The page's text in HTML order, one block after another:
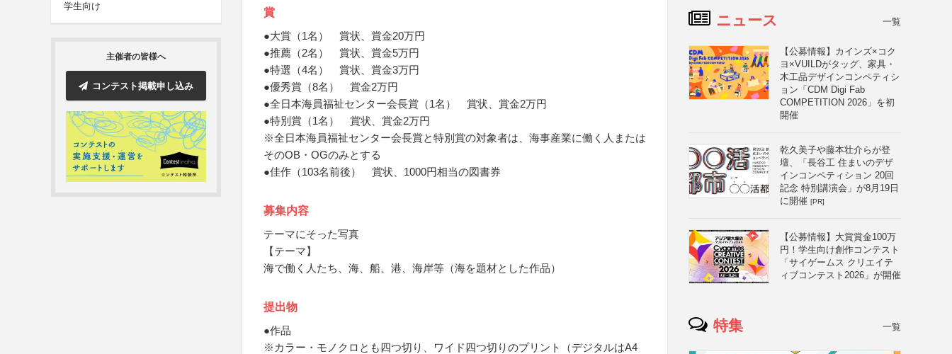
学生向け
主催者の皆様へ
コンテスト掲載申し込み
賞
●大賞（1名） 賞状、賞金20万円
●推薦（2名） 賞状、賞金5万円
●特選（4名） 賞状、賞金3万円
●優秀賞（8名） 賞金2万円
●全日本海員福祉センター会長賞（1名） 賞状、賞金2万円
●特別賞（1名） 賞状、賞金2万円
※全日本海員福祉センター会長賞と特別賞の対象者は、海事産業に働く人または
そのOB・OGのみとする
●佳作（103名前後） 賞状、1000円相当の図書券
募集内容
テーマにそった写真
【テーマ】
海で働く人たち、海、船、港、海岸等（海を題材とした作品）
提出物
●作品
※カラー・モノクロとも四つ切り、ワイド四つ切りのプリント（デジタルはA4
ニュース 一覧
【公募情報】カインズ×コク
ヨ×VUILDがタッグ、家具・
木工品デザインコンペティシ
ョン「CDM Digi Fab
COMPETITION 2026」を初
開催
乾久美子や藤本壮介らが登
壇、「長谷工 住まいのデザ
インコンペティション 20回
記念 特別講演会」が8月19日
に開催 [PR]
【公募情報】大賞賞金100万
円！学生向け創作コンテスト
「サイゲームス クリエイテ
ィブコンテスト2026」が開催
特集 一覧